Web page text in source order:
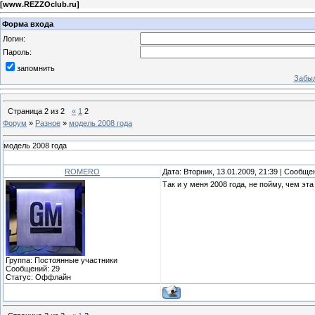
[www.REZZOclub.ru]
Форма входа
Логин:
Пароль:
запомнить
Страница 2 из 2 « 1 2
Форум » Разное » модель 2008 года
модель 2008 года
ROMERO Дата: Вторник, 13.01.2009, 21:39 |
Группа: Постоянные участники
Сообщений: 29
Статус: Оффлайн
Так и у меня 2008 года, не пойму, чем